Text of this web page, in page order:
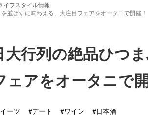
イフスタイル情報
並ばずに味わえる、大注目フェアをオータニで開催！
大行列の絶品ひつ
アをオータニで
ーツ #デート #ワイン #日本酒